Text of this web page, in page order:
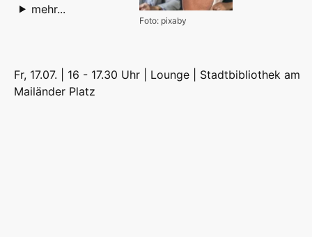
Foto: pixaby
mehr...
Fr, 17.07. | 16 - 17.30 Uhr | Lounge | Stadtbibliothek am
Mailänder Platz